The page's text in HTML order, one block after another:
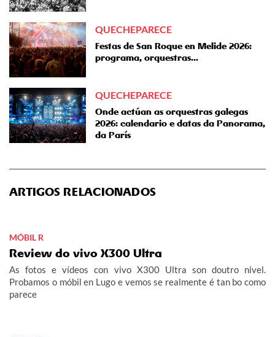
QUECHEPARECE
Festas de San Roque en Melide 2026:
programa, orquestras...
QUECHEPARECE
Onde actúan as orquestras galegas
2026: calendario e datas da Panorama,
da París
ARTIGOS RELACIONADOS
MÓBIL R
Review do vivo X300 Ultra
As fotos e vídeos con vivo X300 Ultra son doutro nivel.
Probamos o móbil en Lugo e vemos se realmente é tan bo como
parece